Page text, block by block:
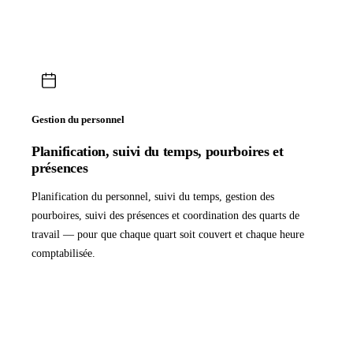
Gestion du personnel
Planification, suivi du temps, pourboires et
présences
Planification du personnel, suivi du temps, gestion des
pourboires, suivi des présences et coordination des quarts de
travail — pour que chaque quart soit couvert et chaque heure
comptabilisée.